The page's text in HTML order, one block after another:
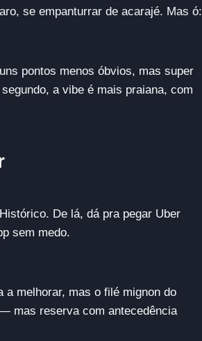
se empanturrar de acarajé. Mas ó:
pontos menos óbvios, mas super
a vibe é mais praiana, com
De lá, dá pra pegar Uber
sem medo.
a melhorar, mas o filé mignon do
mas reserva com antecedência